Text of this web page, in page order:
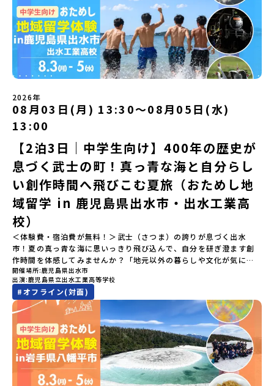
mirai.jp/events/068058お気軽にどうぞ！「はじめての一人旅だ
けど大丈夫？」「どんな体験ができるの？」そんな保護者様の不安
や、中学生のみなさんの素朴な疑問にスタッフが直接お答えしま
す。チャットでの質問も可能ですので、ぜひご自宅からリラックス
してご参加ください。▼お申し込み前に必ずご確認ください・参加
規約への同意プログラムへの参加申し込みいただく前に、「お申し
込みに関する各規約」への同意が必須となります。ご確認くださ
ら抽選の上、締め切り日から1週間を目途に、お申し込み時に記入い
ただいたメールアドレス宛に「当選／落選メール」をお送りいたし
ます。当選者は、メールに記載された「当選確認フォーム」に３日
以内に回答いただき、確認フォームの提出をもって参加確定とさせ
ていただきます。当選確認フォームの期日までにご回答いただけな
い場合は、当選を取り消しとさせていただきます。当選取り消しが
あった場合は、繰り上げ当選者へご連絡させていただきます。登録
メールアドレスの変更をご希望の場合は下記の地域みらい留学公式
LINEよりご連絡をお願いします。※受信制限設定をしていると、通
知メールをお受け取りいただけません。その場合は、
「@miratabi.jp」からのメールを受信できるよう設定をお願いいた
します。※結果に関する個別のお問合せにはお答えしておりません
ので、ご了承ください。・お申し込みについてお申込はお一人様1回
限りです。PC・スマートフォンからお申込ください。申込後の内容
変更はできません。お申込時は、メールアドレスの入力間違いにご
注意ください。・宿泊について１室に複数(同性2～4名程度)で宿泊
いただく予定です。・食事アレルギー対応について個別の詳細なア
レルギー対応希望にはお応えしかねる場合がございます。対応が必
要な場合は必ず事前にご相談ください。・参加取消や急遽参加でき
なくなった場合について参加決定後の参加お取り消しはご遠慮下さ
い。やむを得ないお取り消しの場合はお早めに事務局までご連絡く
ださい。・キャンセルポリシーやむを得ない参加お取り消しの場
合、以下のルールに沿って対応させていただきます。ご了承くださ
い。プログラム開催日の前日＜7月3日＞から、【キャンセルのご連
絡日：お支払いいただく旅行代金】・21日目にあたる日以前：無
遊び編-」 -平取高校生と仲を深める「びらとりの歴史・文化を知
る！アイヌ文化フィールドワーク」 -アイヌ文化博物館でアイヌ文
化を理解する -アイヌ伝統文化を感じるアクティビティ「1日を振
り返るーみんなで体験シェア」＜2日目＞（AM）「平取高校見学・
寮見学」 -平取高校の特徴を知る学校体験 -在校生との対話「高
校生企画②-町の紹介編-」 -ビンゴをしながら町を知ろう！（PM）
「自然と農を感じる！農業アクティビティ」 -平取特産の「びらと
「みんなでBBQディナー」 -さらに仲間や地元の高校生、町の大人
たちと交流＜3日目＞（AM）「アイヌが愛した森を散策するフィー
ルドワーク」「3日間の振り返りワーク」 -みんなで振り返り対話
「ランチ/お土産タイム」（PM） 13：30頃プログラム終了-新千歳
空港には15：00頃に到着予定です。※天候の状況や参加人数によっ
てプログラムを変更する場合がございます。参加概要【開催場所】
北海道平取町（びらとりちょう）【実施日程】7月18日(土)～7月20
日(月祝)※参加が確定した方には6月3日(水) 18：30～20：00に
「参加者向け事前オンライン研修」をご案内する予定です。必ず参
加をお願いします。【集合場所・時間】7月18日(土) 12：00 新千歳
空港※12：00までに新千歳空港に到着する便で手配ください。【解
散場所・時間】7月20日(祝月) 15：00頃 新千歳空港※16：00以降
に新千歳空港を出発する便で手配ください。【対象】中学2年生、中
学3年生【宿泊先】ゲストハウス ヤント※ドミトリータイプの2段ベ
ッド（1室2～4名）で宿泊いただく予定です。【旅行代金】無料※旅
行代金に含まれる費用のうち、以下の内容が無料となります・宿泊
費（2泊分）・プログラム内のアクティビティ・体験費用・一部の食
事代※以下の費用は参加者のご負担となります・集合場所までの往
復交通費・お土産代や自由時間の個人飲食費などの個人的費用【募
集人数】最大10名（お申し込み多数の場合は抽選の上決定）【参加
者決定】お申し込み多数の場合は、締め切り後1週間を目途に当落結
果をご連絡いたします。【申し込み受付締切】4月30日(木)12：00
から 5月14日(木) 12：00まで疑問も不安もワクワクに変える！「お
ためし地域留学」ステップアップ説明会プログラムの内容を詳しく
知りたい方や、お申し込みを迷われている方向けにZoomでのオン
ユニークな顔を持っています 。見上げるほど大きな山々が連なる
「日高山脈（ひだかさんみゃく）」の絶景！牛たちがのんびりと過
ごす放牧地や、海が見える珍しい温泉。日本一の清流に選ばれたこ
ともある「歴舟川（れきふねがわ）」。 他の地域では見ることので
きない圧倒的スケールの自然と、新しい産業が交差する瞬間を肌で
体感できる町です。北の大地で脈々と受け継がれる 「フロンティア
スピリッツ」を体感！ 「フロンティアスピリッツ（開拓者精神）」
です。どんな困難な状況にも真っ向から立ち向かい、未知の領域へ
夢を追って挑戦し続ける姿勢や、手つかずの大自然の中で一攫千金
の夢を抱いて熱中した「砂金掘り」、自らの手で広大な大地を切り
拓いてきた農業や漁業の歴史など、夢を追う人々が集まる他の町に
はない風土が存在します。大樹町では、このフロンティアスピリッ
ツが現在、「北海道の小さな町から宇宙を目指す」という新たな夢
へと繋がっています。 「宇宙版シリコンバレー」の実現を目指し、
国内外の宇宙関連企業が集まる宇宙港「北海道スペースポート」の
整備が進められています。 この未来への挑戦の精神は、民間企業に
よる日本初のロケット打ち上げ成功という形で実を結び、世界有数
のロケット発射場の適地として全国・アジア各国からも大きな注目
を集めています 今回は、そんな大樹町の過去から未来へ繋がるフロ
ンティアスピリッツに触れるアクティビティへ出発！農業からロケ
ットまで本物の現場を体感し、他では味わえない体験を五感をフル
につかって楽しむことができます🎵大樹高校は、農業から宇宙まで
「町のぜんぶが教科書」！大樹高校の学びは、ただ教室の机に座っ
ているだけではありません！農業や漁業から、最先端の宇宙科学ま
で「町のぜんぶが教科書」 です。先輩たちは「地域探究」の授業
や、放課後の「地域探究サークル」を通して、学校の外へどんどん
飛び出し町の人たちと一緒にリアルな課題解決にチャレンジしてい
ます。そんな先輩たちとの交流がきっと「未来の自分」のヒントが
見つかるはず！ あたたかい町の人たちや先輩たちとの出会いが待っ
ている北海道大樹町へ、あなたの世界をグッと広げる特別な旅に出
発しませんか？ 体験のおすすめポイント体験プログラム内容（予
定）＜１日目＞（PM）「オリエンテーション・自己紹介ワーク」
2026年
08月03日(月) 13:30〜08月05日(水)
13:00
【2泊3日｜中学生向け】400年の歴史が
息づく武士の町！真っ青な海と自分らし
い創作時間へ飛びこむ夏旅（おためし地
域留学 in 鹿児島県出水市・出水工業高
校）
＜体験費・宿泊費が無料！＞武士（さつま）の誇りが息づく出水
市！夏の真っ青な海に思いっきり飛び込んで、自分を研ぎ澄ます創
作時間を体感してみませんか？「地元以外の暮らしや文化が気にな
る。いつか留学してみたい！」「自分の進学や将来の可能性をもっ
とひらきたい！」「ものづくりや工業高校に興味がある！」そんな
中学生のみなさんにおすすめ！「おためし地域留学」は、日本全国
約200の高校と連携し、地域の枠を超えて学校生活を送る「地域みら
い留学」をプチ体験できるプログラムです。はじめてのひとり旅で
も安心！現地でもスタッフがしっかりとサポートいたします。今回
のフィールドは「鹿児島県 出水市（いずみし）出水工業高校」出水
市（いずみし）は、鹿児島県の玄関口にあるまち。ここでしか見ら
れない景色と、地元の人たちがずっと大切にしてきたものがありま
す。400年前から続く「武士の道」を歩く昔、武士たちがまちを守る
開催場所 鹿児島県出水市
出演 鹿児島県立出水工業高等学校
#オフライン(対面)